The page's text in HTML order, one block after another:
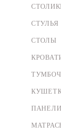
СТУЛЬЯ
СТОЛЫ
ПАНЕЛИ